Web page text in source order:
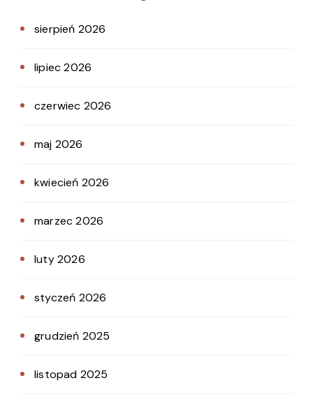
sierpień 2026
lipiec 2026
czerwiec 2026
maj 2026
kwiecień 2026
marzec 2026
luty 2026
styczeń 2026
grudzień 2025
listopad 2025